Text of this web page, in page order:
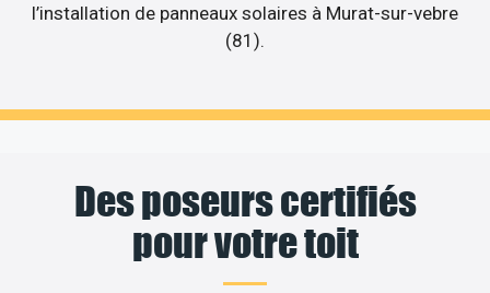
l’installation de panneaux solaires à Murat-sur-vebre
(81).
Des poseurs certifiés
pour votre toit